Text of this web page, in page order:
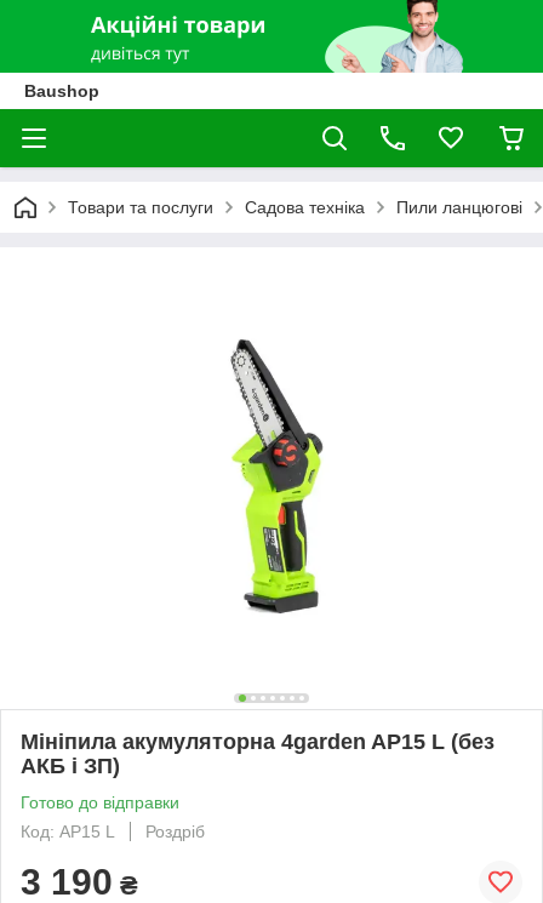
Baushop
Товари та послуги Садова техніка Пили ланцюгові
Мініпила акумуляторна 4garden AP15 L (без
АКБ і ЗП)
Готово до відправки
Код: AP15 L
Роздріб
3 190 ₴